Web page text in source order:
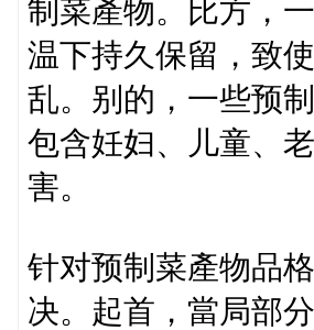
制菜產物。比方，
温下持久保留，致
乱。别的，一些预
包含妊妇、儿童、
害。
针对预制菜產物品
决。起首，當局部